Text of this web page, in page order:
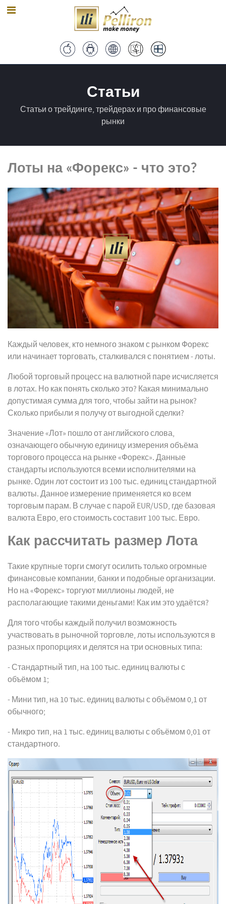
Статьи
Статьи о трейдинге, трейдерах и про финансовые
рынки
Лоты на «Форекс» - что это?
Каждый человек, кто немного знаком с рынком Форекс
или начинает торговать, сталкивался с понятием - лоты.
Любой торговый процесс на валютной паре исчисляется
в лотах. Но как понять сколько это? Какая минимально
допустимая сумма для того, чтобы зайти на рынок?
Сколько прибыли я получу от выгодной сделки?
Значение «Лот» пошло от английского слова,
означающего обычную единицу измерения объёма
торгового процесса на рынке «Форекс». Данные
стандарты используются всеми исполнителями на
рынке. Один лот состоит из 100 тыс. единиц стандартной
валюты. Данное измерение применяется ко всем
торговым парам. В случае с парой EUR/USD, где базовая
валюта Евро, его стоимость составит 100 тыс. Евро.
Как рассчитать размер Лота
Такие крупные торги смогут осилить только огромные
финансовые компании, банки и подобные организации.
Но на «Форекс» торгуют миллионы людей, не
располагающие такими деньгами! Как им это удаётся?
Для того чтобы каждый получил возможность
участвовать в рыночной торговле, лоты используются в
разных пропорциях и делятся на три основных типа:
- Стандартный тип, на 100 тыс. единиц валюты с
объёмом 1;
- Мини тип, на 10 тыс. единиц валюты с объёмом 0,1 от
обычного;
- Микро тип, на 1 тыс. единиц валюты с объёмом 0,01 от
стандартного.